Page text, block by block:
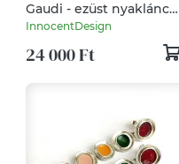
Gaudi - ezüst nyaklánc
tűzzománccal - Zöld
InnocentDesign
24 000 Ft